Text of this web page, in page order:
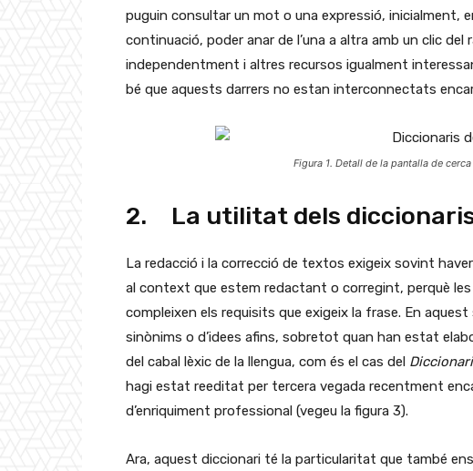
puguin consultar un mot o una expressió, inicialment,
continuació, poder anar de l’una a altra amb un clic
independentment i altres recursos igualment
bé que aquests darrers no estan interconnectats
Figura 1. Detall de la pantalla de
2. La utilitat dels
La redacció i la correcció de textos exigeix sovint
al context que estem redactant o corregint, perquè les
compleixen els requisits que exigeix la frase. En
sinònims o d’idees afins, sobretot quan han estat
del cabal lèxic de la llengua, com és el cas del
hagi estat reeditat per tercera vegada recentment
d’enriquiment professional (vegeu la figura 3).
Ara, aquest diccionari té la particularitat que també